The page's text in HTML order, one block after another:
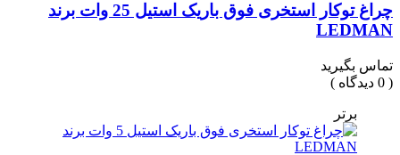
چراغ توکار استخری فوق باریک استیل 25 وات برند
LEDMAN
تماس بگیرید
( 0 دیدگاه )
برتر